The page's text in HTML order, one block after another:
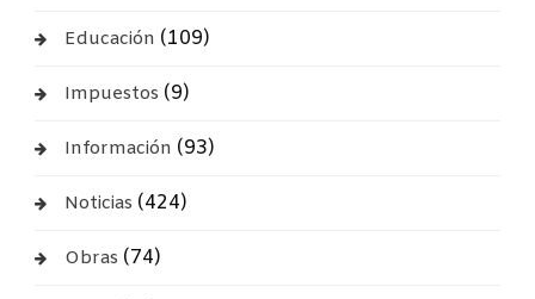
Educación (109)
Impuestos (9)
Información (93)
Noticias (424)
Obras (74)